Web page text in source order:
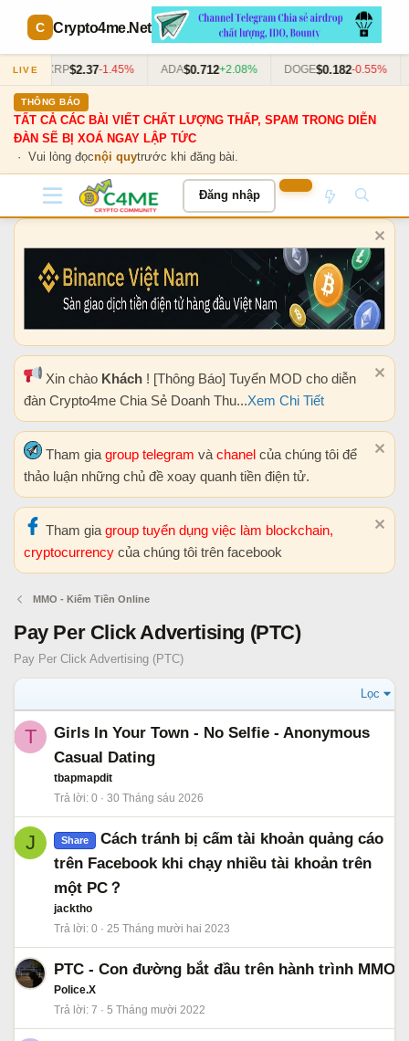
Crypto4me.Net
LIVE XRP$2.37-1.45% ADA$0.712+2.08% DOGE$0.182-0.55%
THÔNG BÁO
TẤT CẢ CÁC BÀI VIẾT CHẤT LƯỢNG THẤP, SPAM TRONG DIỄN
ĐÀN SẼ BỊ XOÁ NGAY LẬP TỨC
· Vui lòng đọcnội quytrước khi đăng bài.
Đăng nhập
Xin chào Khách ! [Thông Báo] Tuyển MOD cho diễn
đàn Crypto4me Chia Sẻ Doanh Thu...Xem Chi Tiết
Tham gia group telegram và chanel của chúng tôi để
thảo luận những chủ đề xoay quanh tiền điện tử.
Tham gia group tuyển dụng việc làm blockchain,
cryptocurrency của chúng tôi trên facebook
MMO - Kiếm Tiền Online
Pay Per Click Advertising (PTC)
Pay Per Click Advertising (PTC)
Lọc
T
Girls In Your Town - No Selfie - Anonymous
Casual Dating
tbapmapdit
Trả lời 0 30 Tháng sáu 2026
J Share
Cách tránh bị cấm tài khoản quảng cáo
trên Facebook khi chạy nhiều tài khoản trên
một PC？
jacktho
Trả lời 0 25 Tháng mười hai 2023
PTC - Con đường bắt đầu trên hành trình MMO
Police.X
Trả lời 7 5 Tháng mười 2022